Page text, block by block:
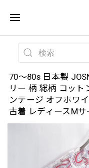
70～80s 日本製
リー 柄 総柄 コット
ンテージ オフホワ
古着 レディースMサ